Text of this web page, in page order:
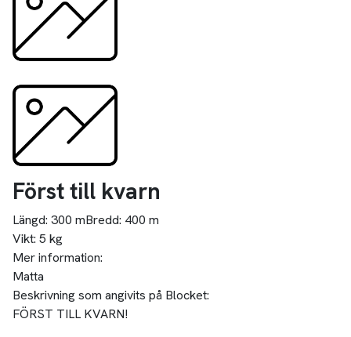
Först till kvarn
Längd: 300 mBredd: 400 m
Vikt: 5 kg
Mer information:
Matta
Beskrivning som angivits på Blocket:
FÖRST TILL KVARN!